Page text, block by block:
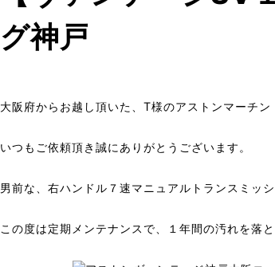
グ神戸
大阪府からお越し頂いた、T様のアストンマーチン
いつもご依頼頂き誠にありがとうございます。
男前な、右ハンドル７速マニュアルトランスミッ
この度は定期メンテナンスで、１年間の汚れを落